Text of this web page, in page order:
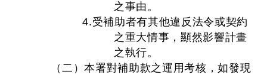
之事由。
4.受補助者有其他違反法令或契約
之重大情事，顯然影響計畫
之執行。
（二）本署對補助款之運用考核，如發現